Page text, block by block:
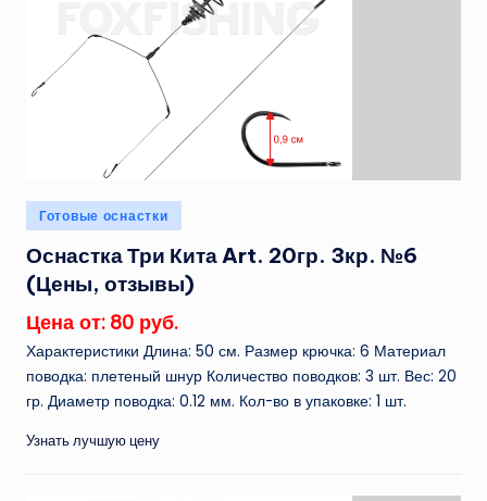
Опубликовано
в
Готовые оснастки
Оснастка Три Кита Art. 20гр. 3кр. №6
(Цены, отзывы)
Цена от: 80 руб.
Характеристики Длина: 50 см. Размер крючка: 6 Материал
поводка: плетеный шнур Количество поводков: 3 шт. Вес: 20
гр. Диаметр поводка: 0.12 мм. Кол-во в упаковке: 1 шт.
Узнать лучшую цену